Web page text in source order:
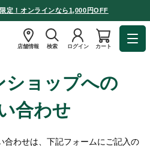
定！オンラインなら1,000円OFF
店舗情報 検索 ログイン カート
ショップへの
合わせ
合わせは、下記フォームにご記入の